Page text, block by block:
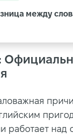
между
работает над